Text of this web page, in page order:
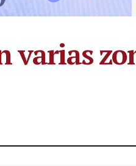
varias